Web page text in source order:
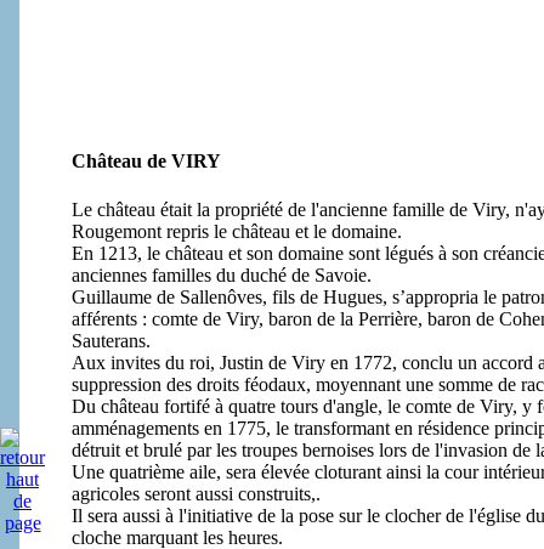
Château de VIRY
Le château était la propriété de l'ancienne famille de Viry,
Rougemont repris le château et le domaine.
En 1213, le château et son domaine sont légués à son
anciennes familles du duché de Savoie.
Guillaume de Sallenôves, fils de Hugues, s’appropria le
afférents : comte de Viry, baron de la Perrière, baron de
Sauterans.
Aux invites du roi, Justin de Viry en 1772, conclu un accord
suppression des droits féodaux, moyennant une somme de
Du château fortifé à quatre tours d'angle, le comte de Viry, y
amménagements en 1775, le transformant en résidence
détruit et brulé par les troupes bernoises lors de l'invasion de
Une quatrième aile, sera élevée cloturant ainsi la cour
agricoles seront aussi construits,.
Il sera aussi à l'initiative de la pose sur le clocher de l'église
cloche marquant les heures.